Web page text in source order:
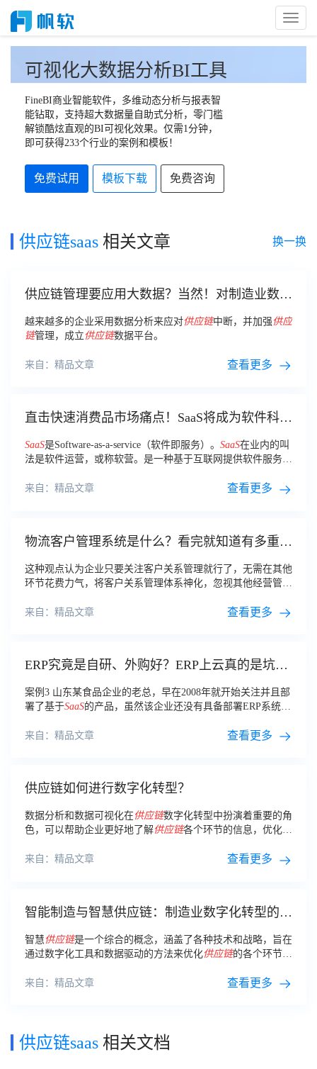
Toggle
可视化大数据分析BI工具
FineBI商业智能软件，多维动态分析与报表智
能钻取，支持超大数据量自助式分析，零门槛
解锁酷炫直观的BI可视化效果。仅需1分钟，
即可获得233个行业的案例和模板！
免费试用 模板下载 免费咨询
供应链saas 相关文章 换一换
供应链管理要应用大数据？当然！对制造业数字
化转型作用大着呢！
越来越多的企业采用数据分析来应对供应链中断，并加强 供应
链管理，成立 供应链数据平台。
来自：精品文章 查看更多
直击快速消费品市场痛点！SaaS将成为软件科技
SaaS是Software-as-a-service（软件即服务）。 SaaS在业内的叫
法是软件运营，或称软营。是一种基于互联网提供软件服务的
来自：精品文章
查看更多
物流客户管理系统是什么？看完就知道有多重要
这种观点认为企业只要关注客户关系管理就行了，无需在其他
环节花费力气，将客户关系管理体系神化，忽视其他经营管理
为核心和出发点，并非其他环节不重要。
来自：精品文章 查看更多
ERP究竟是自研、外购好？ERP上云真的是坑
案例3 山东某食品企业的老总，早在2008年就开始关注并且部
署了基于SaaS的产品，虽然该企业还没有具备部署ERP系统，
统，因为从目前的市场调研来看
来自：精品文章 查看更多
供应链如何进行数字化转型？
数据分析和数据可视化在供应链数字化转型中扮演着重要的角
色，可以帮助企业更好地了解供应链各个环节的信息，优化供
来自：精品文章
查看更多
智能制造与智慧供应链：制造业数字化转型的必
智慧 供应链是一个综合的概念，涵盖了各种技术和战略，旨在
通过数字化工具和数据驱动的方法来优化供应链的各个环节和
来自：精品文章
查看更多
供应链saas 相关文档